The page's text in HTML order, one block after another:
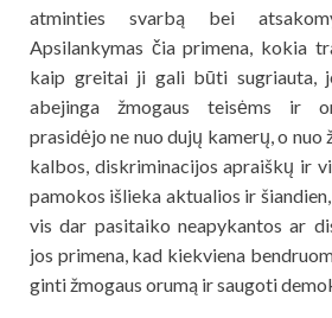
atminties svarbą bei
Apsilankymas čia primena, kokia
kaip greitai ji gali būti sugriauta,
abejinga žmogaus teisėms ir
prasidėjo ne nuo dujų kamerų, o nuo
kalbos, diskriminacijos apraiškų ir
pamokos išlieka aktualios ir
vis dar pasitaiko neapykantos ar
jos primena, kad kiekviena
ginti žmogaus orumą ir saugoti